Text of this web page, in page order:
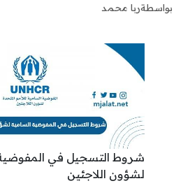
بواسطةربا محمد
شروط التسجيل في
لشؤون اللاجئين